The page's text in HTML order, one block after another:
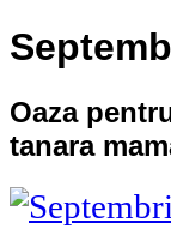
Oaza
tanara